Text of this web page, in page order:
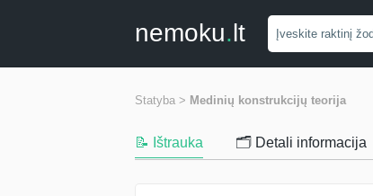
nemoku.lt
Statyba > Medinių konstrukcijų teorija
📝 Ištrauka 🗂️ Detali informacija